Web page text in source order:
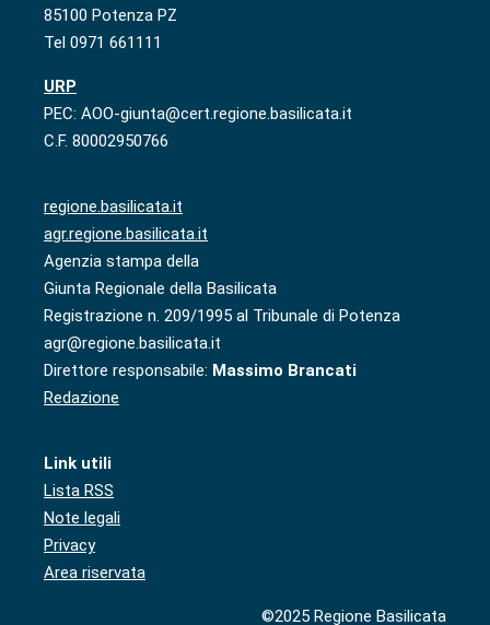
85100 Potenza PZ
Tel 0971 661111
URP
PEC: AOO-giunta@cert.regione.basilicata.it
C.F. 80002950766
regione.basilicata.it
agr.regione.basilicata.it
Agenzia stampa della
Giunta Regionale della Basilicata
Registrazione n. 209/1995 al Tribunale di Potenza
agr@regione.basilicata.it
Direttore responsabile: Massimo Brancati
Redazione
Link utili
Lista RSS
Note legali
Privacy
Area riservata
©2025 Regione Basilicata